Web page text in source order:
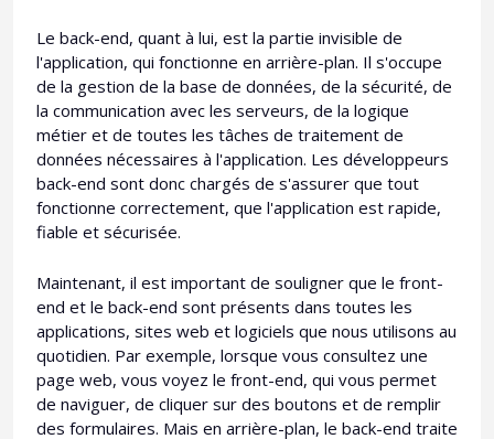
Le back-end, quant à lui, est la partie invisible de
l'application, qui fonctionne en arrière-plan. Il s'occupe
de la gestion de la base de données, de la sécurité, de
la communication avec les serveurs, de la logique
métier et de toutes les tâches de traitement de
données nécessaires à l'application. Les développeurs
back-end sont donc chargés de s'assurer que tout
fonctionne correctement, que l'application est rapide,
fiable et sécurisée.
Maintenant, il est important de souligner que le front-
end et le back-end sont présents dans toutes les
applications, sites web et logiciels que nous utilisons au
quotidien. Par exemple, lorsque vous consultez une
page web, vous voyez le front-end, qui vous permet
de naviguer, de cliquer sur des boutons et de remplir
des formulaires. Mais en arrière-plan, le back-end traite